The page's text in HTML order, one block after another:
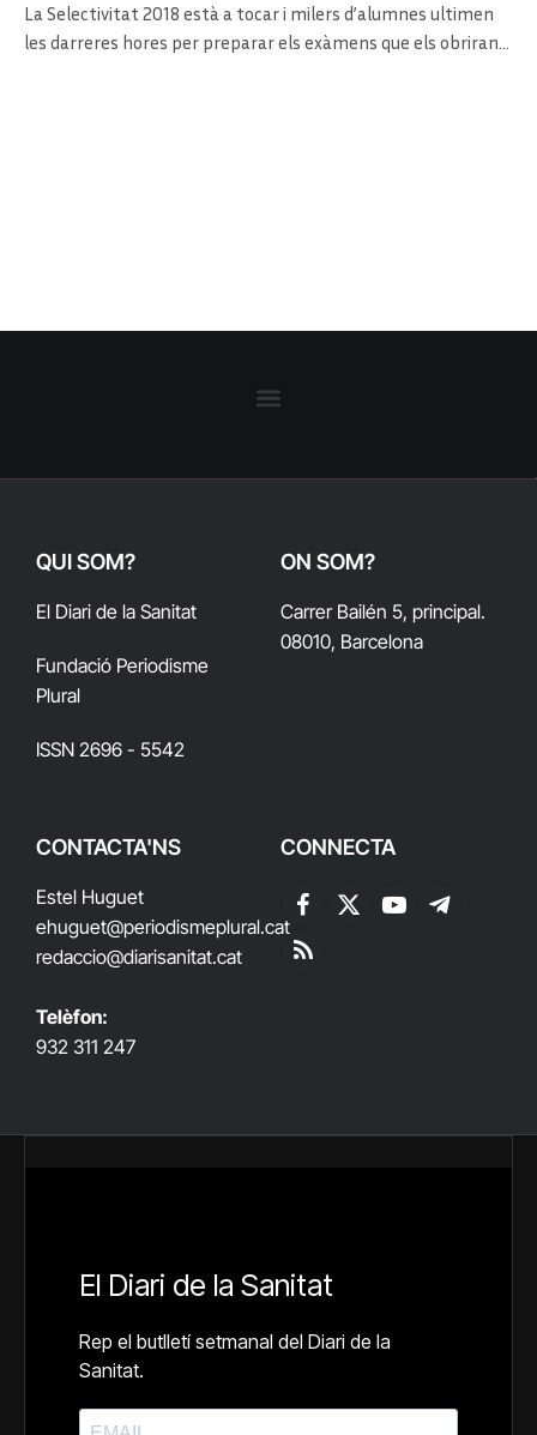
La Selectivitat 2018 està a tocar i milers d’alumnes ultimen
les darreres hores per preparar els exàmens que els obriran…
QUI SOM?
El Diari de la Sanitat
Fundació Periodisme
Plural
ISSN 2696 - 5542
ON SOM?
Carrer Bailén 5, principal.
08010, Barcelona
CONTACTA'NS
Estel Huguet
ehuguet@periodismeplural.cat
redaccio@diarisanitat.cat
Telèfon:
932 311 247
CONNECTA
Facebook
X
YouTubeTelegram
RSS